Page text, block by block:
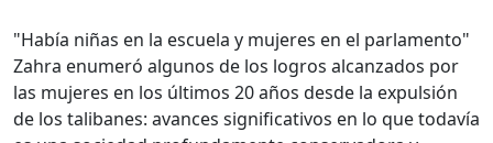
"Había niñas en la escuela y mujeres en el parlamento"
Zahra enumeró algunos de los logros alcanzados por
las mujeres en los últimos 20 años desde la expulsión
de los talibanes: avances significativos en lo que todavía